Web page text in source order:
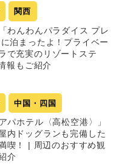
関西
わんわんパラダイス プレ
泊まったよ！プライベー
で充実のリゾートステ
報もご紹介
中国・四国
パホテル〈高松空港〉」
内ドッグランも完備した
喫！ | 周辺のおすすめ観
介